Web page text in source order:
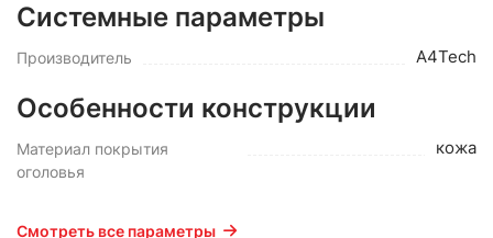
Системные параметры
Производитель A4Tech
Особенности конструкции
Материал покрытия
оголовья
кожа
Смотреть все параметры